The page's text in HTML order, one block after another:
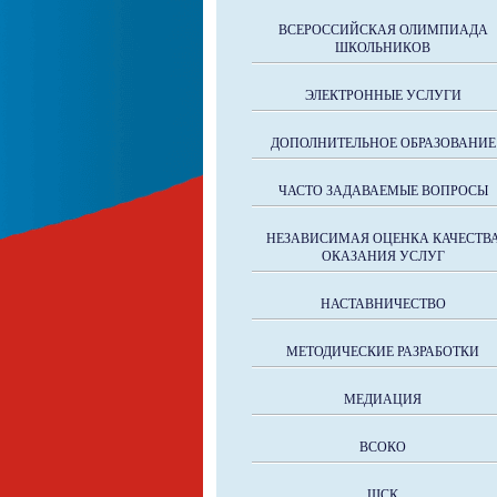
ВСЕРОССИЙСКАЯ ОЛИМПИАДА
ШКОЛЬНИКОВ
ЭЛЕКТРОННЫЕ УСЛУГИ
ДОПОЛНИТЕЛЬНОЕ ОБРАЗОВАНИЕ
ЧАСТО ЗАДАВАЕМЫЕ ВОПРОСЫ
НЕЗАВИСИМАЯ ОЦЕНКА
ОКАЗАНИЯ УСЛУГ
НАСТАВНИЧЕСТВО
МЕТОДИЧЕСКИЕ РАЗРАБОТКИ
МЕДИАЦИЯ
ВСОКО